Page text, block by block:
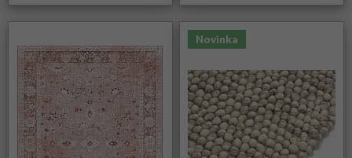
Novinka